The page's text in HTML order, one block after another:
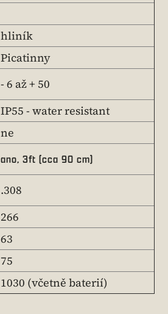
hliník
Picatinny
- 6 až + 50
IP55 - water resistant
ne
ano, 3ft (cca 90 cm)
.308
266
63
75
1030 (včetně baterií)